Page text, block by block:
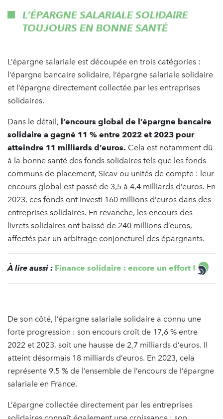
L’ÉPARGNE SALARIALE SOLIDAIRE
TOUJOURS EN BONNE SANTÉ
L’épargne salariale est découpée en trois catégories :
l’épargne bancaire solidaire, l’épargne salariale solidaire
et l’épargne directement collectée par les entreprises
solidaires.
Dans le détail, l’encours global de l’épargne bancaire
solidaire a gagné 11 % entre 2022 et 2023 pour
atteindre 11 milliards d’euros. Cela est notamment dû
à la bonne santé des fonds solidaires tels que les fonds
communs de placement, Sicav ou unités de compte : leur
encours global est passé de 3,5 à 4,4 milliards d’euros. En
2023, ces fonds ont investi 160 millions d’euros dans des
entreprises solidaires. En revanche, les encours des
livrets solidaires ont baissé de 240 millions d’euros,
affectés par un arbitrage conjoncturel des épargnants.
À lire aussi : Finance solidaire : encore un effort !
De son côté, l’épargne salariale solidaire a connu une
forte progression : son encours croît de 17,6 % entre
2022 et 2023, soit une hausse de 2,7 milliards d’euros. Il
atteint désormais 18 milliards d’euros. En 2023, cela
représente 9,5 % de l’ensemble de l’encours de l’épargne
salariale en France.
L’épargne collectée directement par les entreprises